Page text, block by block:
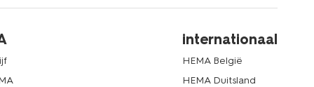
internationaal
HEMA België
HEMA Duitsland